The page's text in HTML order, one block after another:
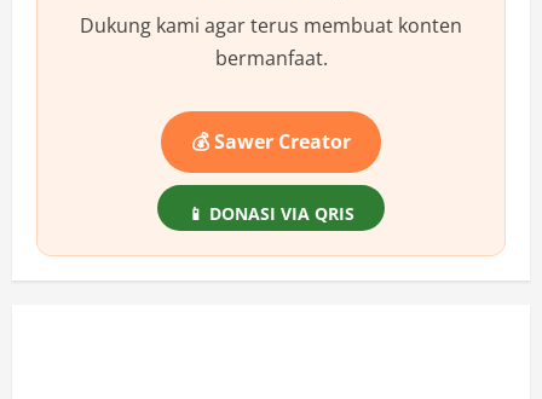
Wajib
Tahu!
Dukung kami agar terus membuat konten
bermanfaat.
💰 Sawer Creator
📱 DONASI VIA QRIS